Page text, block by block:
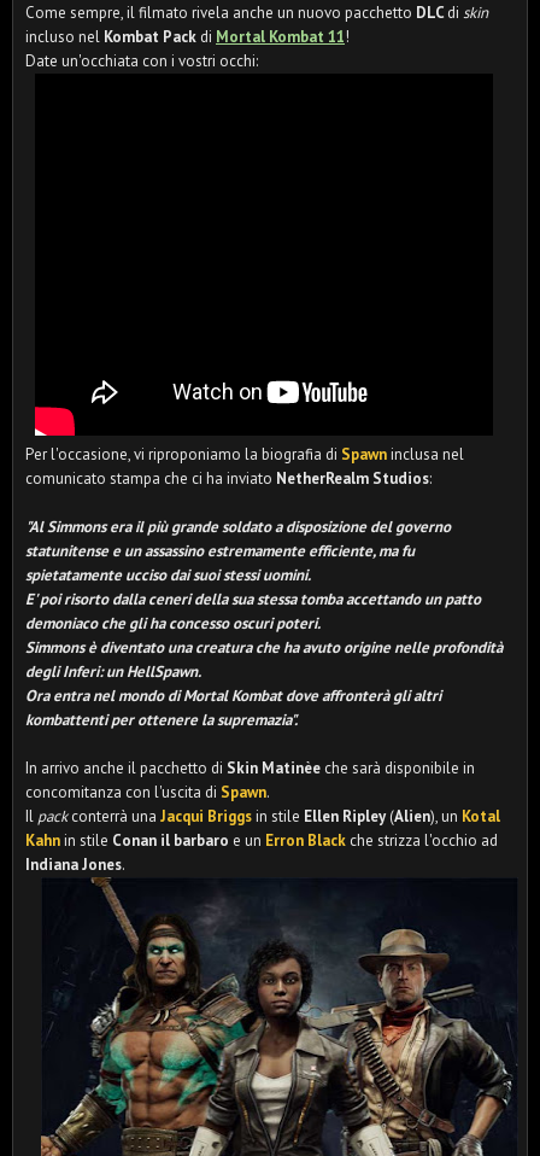
Come sempre, il filmato rivela anche un nuovo pacchetto DLCdi skin
incluso nel Kombat Pack di Mortal Kombat 11!
Date un'occhiata con i vostri occhi:
Per l'occasione, vi riproponiamo la biografia di Spawninclusa nel
comunicato stampa che ci ha inviato NetherRealm Studios:
"Al Simmons era il più grande soldato a disposizione del governo
statunitense e un assassino estremamente efficiente, ma fu
spietatamente ucciso dai suoi stessi uomini.
E' poi risorto dalla ceneri della sua stessa tomba accettando un patto
demoniaco che gli ha concesso oscuri poteri.
Simmons è diventato una creatura che ha avuto origine nelle profondità
degli Inferi: un HellSpawn.
Ora entra nel mondo di Mortal Kombat dove affronterà gli altri
kombattenti per ottenere la supremazia".
In arrivo anche il pacchetto di Skin Matinèe che sarà disponibile in
concomitanza con l'uscita di Spawn.
Il packconterrà una Jacqui Briggsin stile Ellen Ripley(Alien), un Kotal
Kahnin stile Conan il barbaro e un Erron Black che strizza l'occhio ad
Indiana Jones.